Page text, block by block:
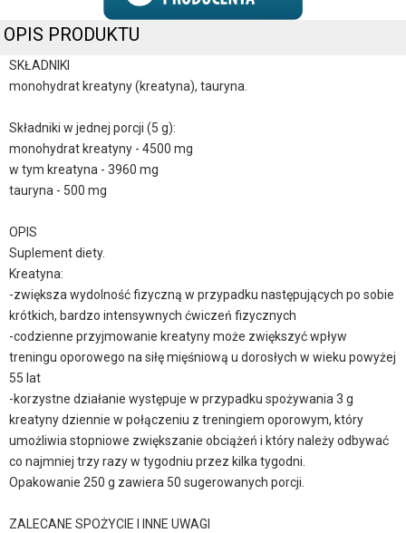
OPIS PRODUKTU
SKŁADNIKI
monohydrat kreatyny (kreatyna), tauryna.
Składniki w jednej porcji (5 g):
monohydrat kreatyny - 4500 mg
w tym kreatyna - 3960 mg
tauryna - 500 mg
OPIS
Suplement diety.
Kreatyna:
-zwiększa wydolność fizyczną w przypadku następujących po sobie
krótkich, bardzo intensywnych ćwiczeń fizycznych
-codzienne przyjmowanie kreatyny może zwiększyć wpływ
treningu oporowego na siłę mięśniową u dorosłych w wieku powyżej
55 lat
-korzystne działanie występuje w przypadku spożywania 3 g
kreatyny dziennie w połączeniu z treningiem oporowym, który
umożliwia stopniowe zwiększanie obciążeń i który należy odbywać
co najmniej trzy razy w tygodniu przez kilka tygodni.
Opakowanie 250 g zawiera 50 sugerowanych porcji.
ZALECANE SPOŻYCIE I INNE UWAGI